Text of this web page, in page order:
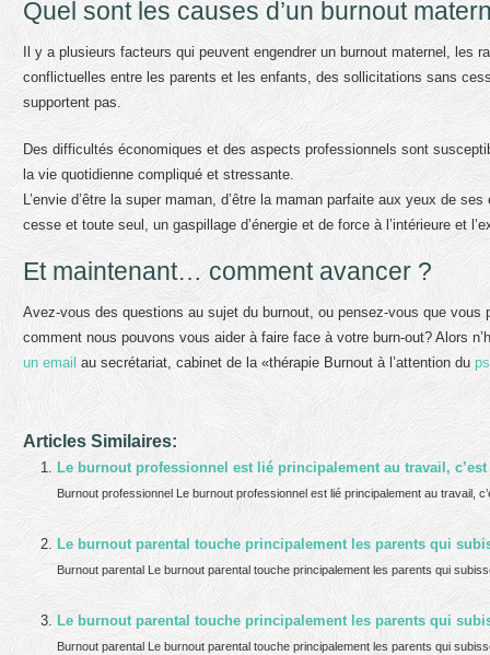
Quel sont les causes d’un burnout
Il y a plusieurs facteurs qui peuvent engendrer un burnout maternel, les
conflictuelles entre les parents et les enfants, des sollicitations sans
supportent pas.
Des difficultés économiques et des aspects professionnels sont
la vie quotidienne compliqué et stressante.
L’envie d’être la super maman, d’être la maman parfaite aux yeux de
cesse et toute seul, un gaspillage d’énergie et de force à l’intérieure et
Et maintenant… comment avancer ?
Avez-vous des questions au sujet du burnout, ou pensez-vous que
comment nous pouvons vous aider à faire face à votre burn-out? Alors
un email au secrétariat, cabinet de la «thérapie Burnout à l’attention du
Articles Similaires:
Le burnout professionnel est lié principalement au travail,
Burnout professionnel Le burnout professionnel est lié principalement au travail,
Le burnout parental touche principalement les parents qui
Burnout parental Le burnout parental touche principalement les parents qui
Le burnout parental touche principalement les parents qui
Burnout parental Le burnout parental touche principalement les parents qui